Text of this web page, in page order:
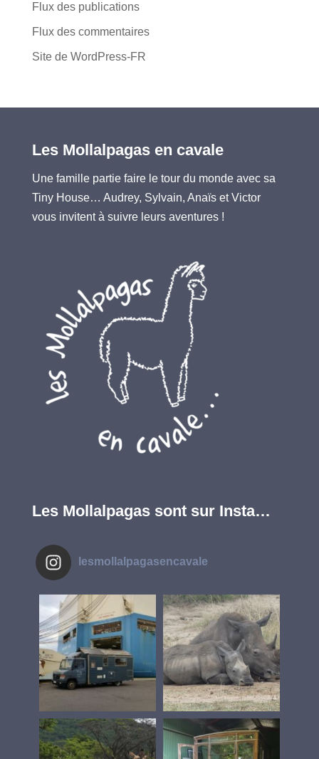
Flux des publications
Flux des commentaires
Site de WordPress-FR
Les Mollalpagas en cavale
Une famille partie faire le tour du monde avec sa
Tiny House… Audrey, Sylvain, Anaïs et Victor
vous invitent à suivre leurs aventures !
Les Mollalpagas sont sur Insta…
lesmollalpagasencavale